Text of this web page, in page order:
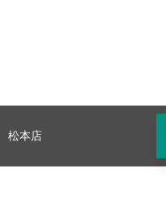
松本店